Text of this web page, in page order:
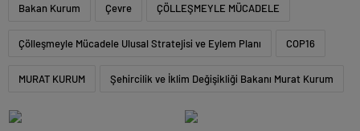
Bakan Kurum Çevre ÇÖLLEŞMEYLE MÜCADELE
Çölleşmeyle Mücadele Ulusal Stratejisi ve Eylem Planı COP16
MURAT KURUM Şehircilik ve İklim Değişikliği Bakanı Murat Kurum